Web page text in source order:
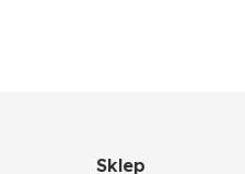
Sklep